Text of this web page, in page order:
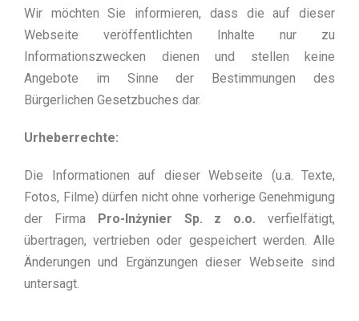
Wir möchten Sie informieren, dass die auf dieser
Webseite veröffentlichten Inhalte nur zu
Informationszwecken dienen und stellen keine
Angebote im Sinne der Bestimmungen des
Bürgerlichen Gesetzbuches dar.
Urheberrechte:
Die Informationen auf dieser Webseite (u.a. Texte,
Fotos, Filme) dürfen nicht ohne vorherige Genehmigung
der Firma Pro-Inżynier Sp. z o.o. verfielfätigt,
übertragen, vertrieben oder gespeichert werden. Alle
Änderungen und Ergänzungen dieser Webseite sind
untersagt.